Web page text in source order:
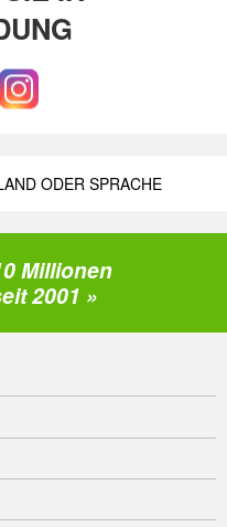
ODER SPRACHE
Millionen
2001 »